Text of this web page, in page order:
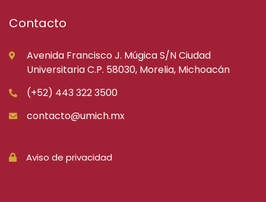
Contacto
Avenida Francisco J. Múgica S/N Ciudad
Universitaria C.P. 58030, Morelia, Michoacán
(+52) 443 322 3500
contacto@umich.mx
Aviso de privacidad